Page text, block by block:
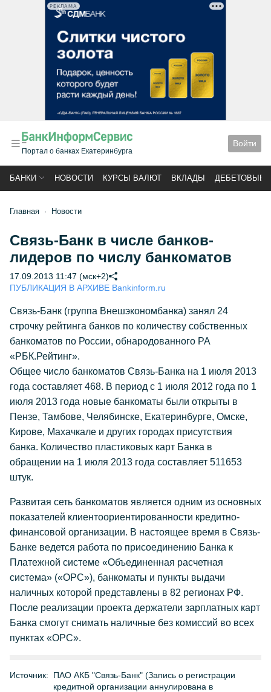
РЕКЛАМА
Портал о банках Екатеринбурга
Войти
БАНКИ НОВОСТИ КУРСЫ ВАЛЮТ ВКЛАДЫ ДЕБЕТОВЫЕ
Главная Новости
Связь-Банк в числе банков-
лидеров по числу банкоматов
17.09.2013 11:47 (мск+2)
ПУБЛИКАЦИЯ В АРХИВЕ Bankinform.ru
Связь-Банк (группа Внешэкономбанка) занял 24
строчку рейтинга банков по количеству собственных
банкоматов по России, обнародованного РА
«РБК.Рейтинг».
Общее число банкоматов Связь-Банка на 1 июля 2013
года составляет 468. В период с 1 июля 2012 года по 1
июля 2013 года новые банкоматы были открыты в
Пензе, Тамбове, Челябинске, Екатеринбурге, Омске,
Кирове, Махачкале и других городах присутствия
банка. Количество пластиковых карт Банка в
обращении на 1 июля 2013 года составляет 511653
штук.
Развитая сеть банкоматов является одним из основных
показателей клиентоориентированности кредитно-
финансовой организации. В настоящее время в Связь-
Банке ведется работа по присоединению Банка к
Платежной системе «Объединенная расчетная
система» («ОРС»), банкоматы и пункты выдачи
наличных которой представлены в 82 регионах РФ.
После реализации проекта держатели зарплатных карт
Банка смогут снимать наличные без комиссий во всех
пунктах «ОРС».
Источник:
ПАО АКБ "Связь-Банк" (Запись о регистрации
кредитной организации аннулирована в